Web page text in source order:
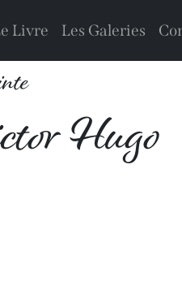
Livre Les Galeries
Hugo